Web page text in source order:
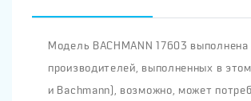
Модель BACHMANN 17603
производителей, выполненных в
и Bachmann), возможно, может